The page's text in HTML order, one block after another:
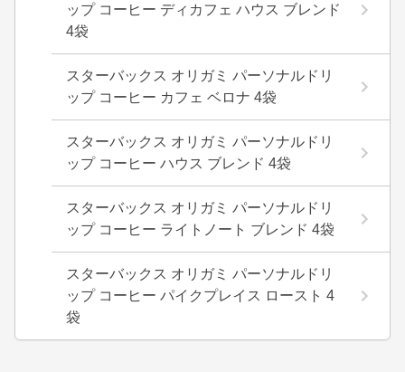
ップ コーヒー ディカフェ ハウス ブレンド
4袋
スターバックス オリガミ パーソナルドリ
ップ コーヒー カフェ ベロナ 4袋
スターバックス オリガミ パーソナルドリ
ップ コーヒー ハウス ブレンド 4袋
スターバックス オリガミ パーソナルドリ
ップ コーヒー ライトノート ブレンド 4袋
スターバックス オリガミ パーソナルドリ
ップ コーヒー パイクプレイス ロースト 4
袋